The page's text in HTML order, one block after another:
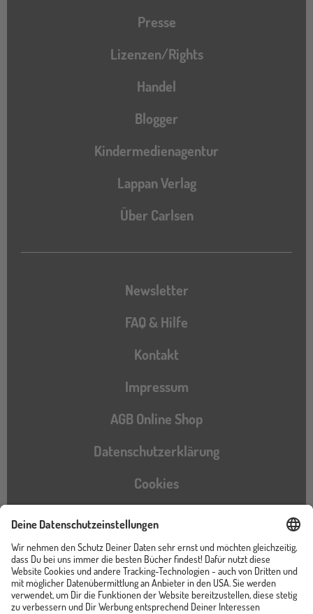
Presse
Lizenzen/Rights
Handel
Blogger
Kindermedienagentur
Lappan Verlag
Über Carlsen
Newsletter
FAQ & Hilfe
Kontakt
Impressum
AGB Online Shop
Datenschutzerklärung
Cookies
Barrierefreiheitserklärung
Instagram
TikTokPinterestYouTubeFacebook